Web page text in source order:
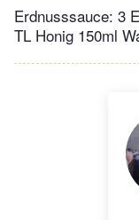
Erdnusssauce: 3
TL Honig 150ml